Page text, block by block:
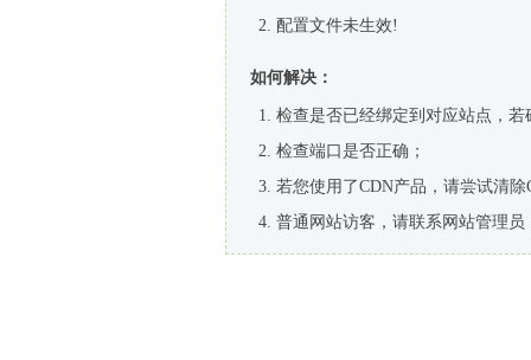
配置文件未生效!
如何解决：
检查是否已经绑定到对应站点，
检查端口是否正确；
若您使用了CDN产品，请尝试清除
普通网站访客，请联系网站管理员